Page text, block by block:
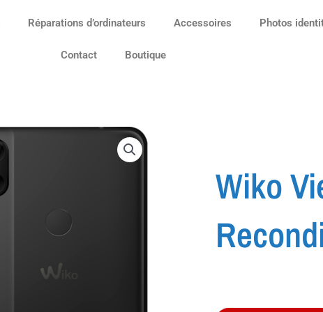
Réparations d’ordinateurs Accessoires Photos
Contact Boutique
Wiko